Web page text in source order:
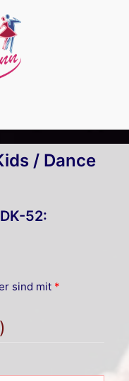
/ Dance
52:
sind mit *